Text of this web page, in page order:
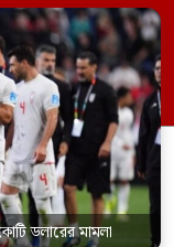
করেন।
বোস্টনের
করা মামলায়
শেষ মুহূর্তের
ডলারের মামলা